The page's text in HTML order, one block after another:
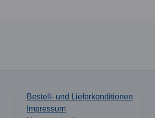
Bestell- und Lieferkonditionen
Impressum